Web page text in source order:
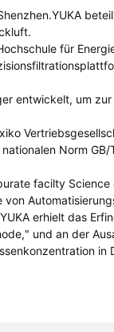
für
entwickelt, um zur
Norm
facilty Science
erhielt das
und an der
in